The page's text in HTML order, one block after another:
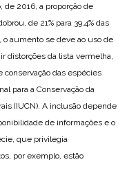
de 2016, a proporção de
de 21% para 39,4% das
aumento se deve ao uso de
distorções da lista vermelha,
conservação das espécies
para a Conservação da
(IUCN). A inclusão depende
de informações e o
que privilegia
por exemplo, estão